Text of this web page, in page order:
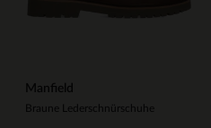
Manfield
Braune Lederschnürschuhe